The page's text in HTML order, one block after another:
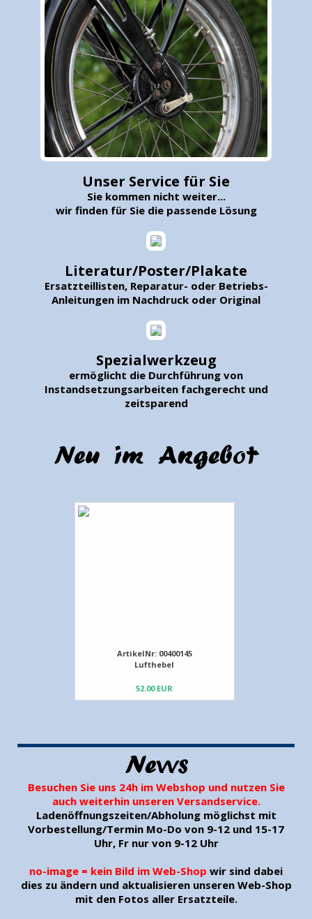
Unser Service für Sie
Sie kommen nicht weiter...
wir finden für Sie die passende Lösung
Literatur/Poster/Plakate
Ersatzteillisten, Reparatur- oder Betriebs-
Anleitungen im Nachdruck oder Original
Spezialwerkzeug
ermöglicht die Durchführung von
Instandsetzungsarbeiten fachgerecht und
zeitsparend
Neu im Angebot
ArtikelNr: 0100001
Montagebock für Motor-
385.00 EUR
News
Besuchen Sie uns 24h im Webshop und nutzen Sie
auch weiterhin unseren Versandservice.
Ladenöffnungszeiten/Abholung möglichst mit
Vorbestellung/Termin Mo-Do von 9-12 und 15-17
Uhr, Fr nur von 9-12 Uhr
no-image = kein Bild im Web-Shop wir sind dabei
dies zu ändern und aktualisieren unseren Web-Shop
mit den Fotos aller Ersatzteile.